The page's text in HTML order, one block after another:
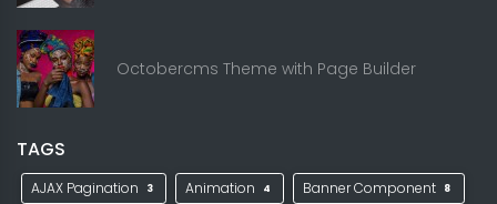
Octobercms Theme with Page Builder
TAGS
AJAX Pagination 3 Animation 4 Banner Component 8